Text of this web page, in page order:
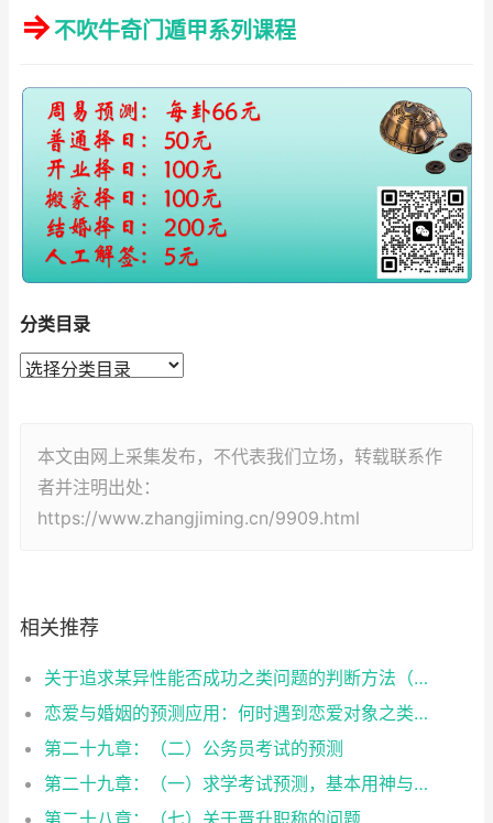
⇒不吹牛奇门遁甲系列课程
分类目录
本文由网上采集发布，不代表我们立场，转载联系作
者并注明出处：
https://www.zhangjiming.cn/9909.html
相关推荐
关于追求某异性能否成功之类问题的判断方法（二）
恋爱与婚姻的预测应用：何时遇到恋爱对象之类问题的判断方法（一）
第二十九章：（二）公务员考试的预测
第二十九章：（一）求学考试预测，基本用神与判断思路
第二十八章：（七）关于晋升职称的问题